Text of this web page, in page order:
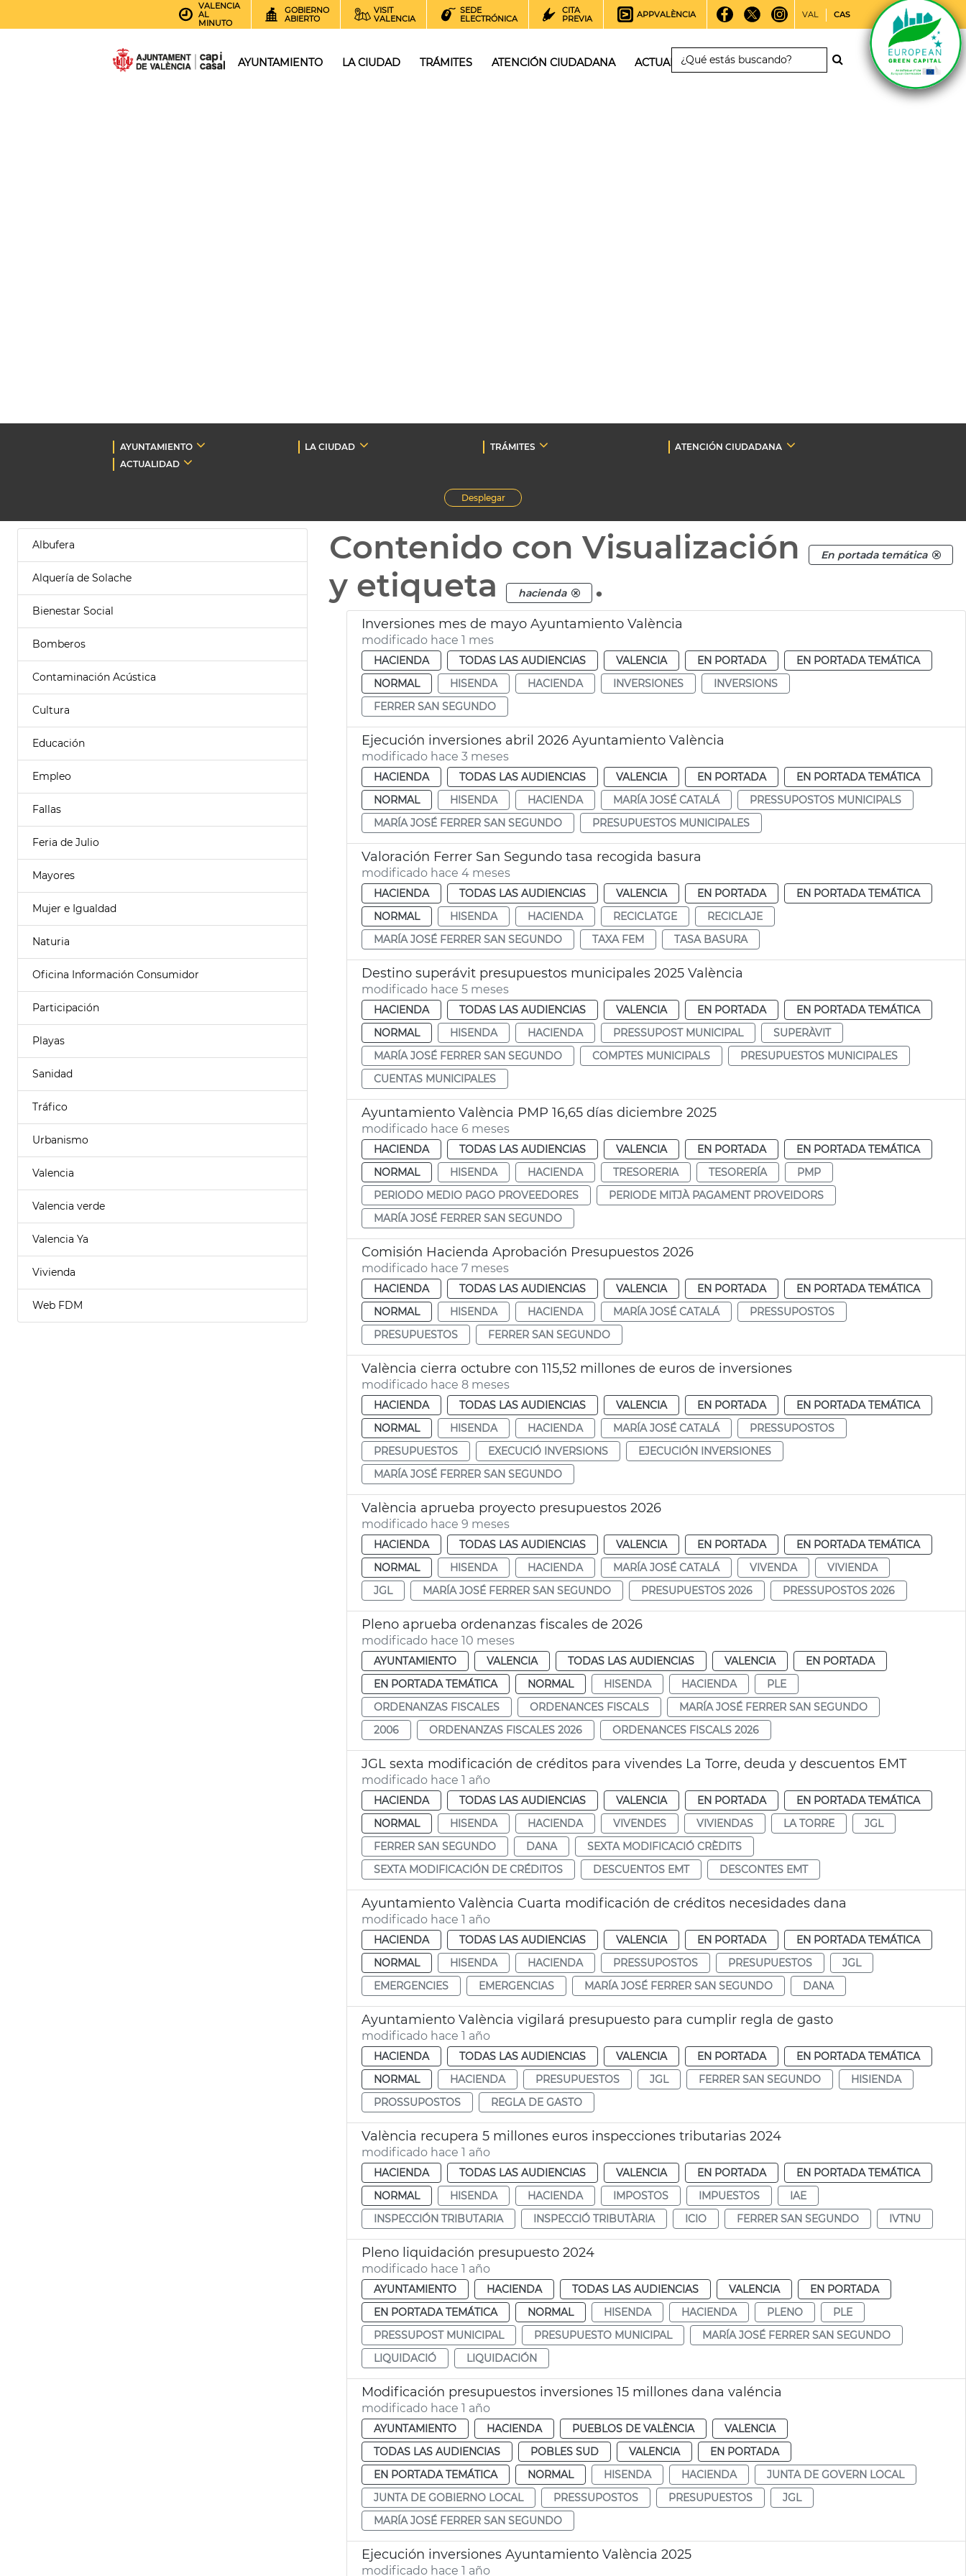
VALENCIA
AL
MINUTO
GOBIERNO
ABIERTO
VISIT
VALENCIA
SEDE
ELECTRÓNICA
CITA
PREVIA
APPVALÈNCIA VAL CAS
AYUNTAMIENTO LA CIUDAD TRÁMITES ATENCIÓN CIUDADANA ACTUALIDAD
AYUNTAMIENTO LA CIUDAD TRÁMITES
ATENCIÓN CIUDADANA
ACTUALIDAD
Desplegar
Albufera
Alquería de Solache
Bienestar Social
Bomberos
Contaminación Acústica
Cultura
Educación
Empleo
Fallas
Feria de Julio
Mayores
Mujer e Igualdad
Naturia
Oficina Información Consumidor
Participación
Playas
Sanidad
Tráfico
Urbanismo
Valencia
Valencia verde
Valencia Ya
Vivienda
Web FDM
Contenido con Visualización En portada temática
y etiqueta hacienda .
Inversiones mes de mayo Ayuntamiento València
modificado hace 1 mes
HACIENDA TODAS LAS AUDIENCIAS VALENCIA EN PORTADA
EN PORTADA TEMÁTICA
NORMAL
HISENDA HACIENDA INVERSIONES
INVERSIONS
FERRER SAN SEGUNDO
Ejecución inversiones abril 2026 Ayuntamiento València
modificado hace 3 meses
HACIENDA TODAS LAS AUDIENCIAS VALENCIA EN PORTADA
EN PORTADA TEMÁTICA
NORMAL
HISENDA HACIENDA MARÍA JOSÉ CATALÁ
PRESSUPOSTOS MUNICIPALS
MARÍA JOSÉ FERRER SAN SEGUNDO
PRESUPUESTOS MUNICIPALES
Valoración Ferrer San Segundo tasa recogida basura
modificado hace 4 meses
HACIENDA TODAS LAS AUDIENCIAS VALENCIA EN PORTADA
EN PORTADA TEMÁTICA
NORMAL
HISENDA HACIENDA RECICLATGE
RECICLAJE
MARÍA JOSÉ FERRER SAN SEGUNDO
TAXA FEM TASA BASURA
Destino superávit presupuestos municipales 2025 València
modificado hace 5 meses
HACIENDA TODAS LAS AUDIENCIAS VALENCIA EN PORTADA
EN PORTADA TEMÁTICA
NORMAL
HISENDA HACIENDA PRESSUPOST MUNICIPAL
SUPERÀVIT
MARÍA JOSÉ FERRER SAN SEGUNDO
COMPTES MUNICIPALS
PRESUPUESTOS MUNICIPALES
CUENTAS MUNICIPALES
Ayuntamiento València PMP 16,65 días diciembre 2025
modificado hace 6 meses
HACIENDA TODAS LAS AUDIENCIAS VALENCIA EN PORTADA
EN PORTADA TEMÁTICA
NORMAL
HISENDA HACIENDA TRESORERIA TESORERÍA
PMP
PERIODO MEDIO PAGO PROVEEDORES
PERIODE MITJÀ PAGAMENT PROVEIDORS
MARÍA JOSÉ FERRER SAN SEGUNDO
Comisión Hacienda Aprobación Presupuestos 2026
modificado hace 7 meses
HACIENDA TODAS LAS AUDIENCIAS VALENCIA EN PORTADA
EN PORTADA TEMÁTICA
NORMAL
HISENDA HACIENDA MARÍA JOSÉ CATALÁ
PRESSUPOSTOS
PRESUPUESTOS
FERRER SAN SEGUNDO
València cierra octubre con 115,52 millones de euros de inversiones
modificado hace 8 meses
HACIENDA TODAS LAS AUDIENCIAS VALENCIA EN PORTADA
EN PORTADA TEMÁTICA
NORMAL
HISENDA HACIENDA MARÍA JOSÉ CATALÁ
PRESSUPOSTOS
PRESUPUESTOS
EXECUCIÓ INVERSIONS
EJECUCIÓN INVERSIONES
MARÍA JOSÉ FERRER SAN SEGUNDO
València aprueba proyecto presupuestos 2026
modificado hace 9 meses
HACIENDA TODAS LAS AUDIENCIAS VALENCIA EN PORTADA
EN PORTADA TEMÁTICA
NORMAL
HISENDA HACIENDA MARÍA JOSÉ CATALÁ VIVENDA
VIVIENDA
JGL
MARÍA JOSÉ FERRER SAN SEGUNDO PRESUPUESTOS 2026 PRESSUPOSTOS 2026
Pleno aprueba ordenanzas fiscales de 2026
modificado hace 10 meses
AYUNTAMIENTO VALENCIA TODAS LAS AUDIENCIAS VALENCIA
EN PORTADA
EN PORTADA TEMÁTICA
NORMAL HISENDA HACIENDA
PLE
ORDENANZAS FISCALES
ORDENANCES FISCALS
MARÍA JOSÉ FERRER SAN SEGUNDO
2006
ORDENANZAS FISCALES 2026 ORDENANCES FISCALS 2026
JGL sexta modificación de créditos para vivendes La Torre, deuda y descuentos EMT
modificado hace 1 año
HACIENDA TODAS LAS AUDIENCIAS VALENCIA EN PORTADA
EN PORTADA TEMÁTICA
NORMAL
HISENDA HACIENDA VIVENDES VIVIENDAS LA TORRE
JGL
FERRER SAN SEGUNDO
DANA
SEXTA MODIFICACIÓ CRÈDITS
SEXTA MODIFICACIÓN DE CRÉDITOS
DESCUENTOS EMT DESCONTES EMT
Ayuntamiento València Cuarta modificación de créditos necesidades dana
modificado hace 1 año
HACIENDA TODAS LAS AUDIENCIAS VALENCIA EN PORTADA
EN PORTADA TEMÁTICA
NORMAL
HISENDA HACIENDA PRESSUPOSTOS PRESUPUESTOS
JGL
EMERGENCIES
EMERGENCIAS MARÍA JOSÉ FERRER SAN SEGUNDO DANA
Ayuntamiento València vigilará presupuesto para cumplir regla de gasto
modificado hace 1 año
HACIENDA TODAS LAS AUDIENCIAS VALENCIA EN PORTADA
EN PORTADA TEMÁTICA
NORMAL
HACIENDA PRESUPUESTOS JGL FERRER SAN SEGUNDO
HISIENDA
PROSSUPOSTOS
REGLA DE GASTO
València recupera 5 millones euros inspecciones tributarias 2024
modificado hace 1 año
HACIENDA TODAS LAS AUDIENCIAS VALENCIA EN PORTADA
EN PORTADA TEMÁTICA
NORMAL
HISENDA HACIENDA IMPOSTOS IMPUESTOS
IAE
INSPECCIÓN TRIBUTARIA
INSPECCIÓ TRIBUTÀRIA ICIO FERRER SAN SEGUNDO IVTNU
Pleno liquidación presupuesto 2024
modificado hace 1 año
AYUNTAMIENTO HACIENDA TODAS LAS AUDIENCIAS VALENCIA
EN PORTADA
EN PORTADA TEMÁTICA
NORMAL HISENDA HACIENDA PLENO
PLE
PRESSUPOST MUNICIPAL
PRESUPUESTO MUNICIPAL
MARÍA JOSÉ FERRER SAN SEGUNDO
LIQUIDACIÓ
LIQUIDACIÓN
Modificación presupuestos inversiones 15 millones dana valéncia
modificado hace 1 año
AYUNTAMIENTO HACIENDA PUEBLOS DE VALÈNCIA
VALENCIA
TODAS LAS AUDIENCIAS
POBLES SUD VALENCIA
EN PORTADA
EN PORTADA TEMÁTICA
NORMAL HISENDA HACIENDA
JUNTA DE GOVERN LOCAL
JUNTA DE GOBIERNO LOCAL
PRESSUPOSTOS PRESUPUESTOS
JGL
MARÍA JOSÉ FERRER SAN SEGUNDO
Ejecución inversiones Ayuntamiento València 2025
modificado hace 1 año